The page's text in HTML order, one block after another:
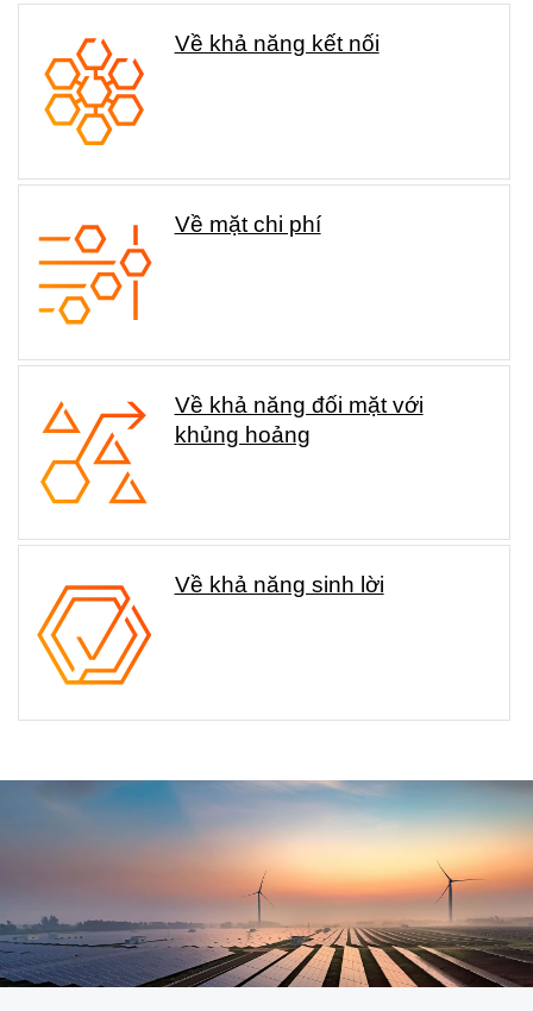
Về khả năng kết nối
Về mặt chi phí
Về khả năng đối mặt với
khủng hoảng
Về khả năng sinh lời